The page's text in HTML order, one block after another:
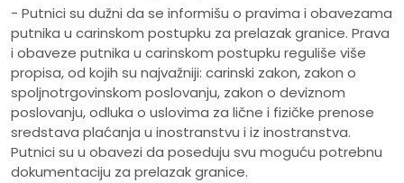
- Putnici su dužni da se informišu o pravima i obavezama
putnika u carinskom postupku za prelazak granice. Prava
i obaveze putnika u carinskom postupku reguliše više
propisa, od kojih su najvažniji: carinski zakon, zakon o
spoljnotrgovinskom poslovanju, zakon o deviznom
poslovanju, odluka o uslovima za lične i fizičke prenose
sredstava plaćanja u inostranstvu i iz inostranstva.
Putnici su u obavezi da poseduju svu moguću potrebnu
dokumentaciju za prelazak granice.